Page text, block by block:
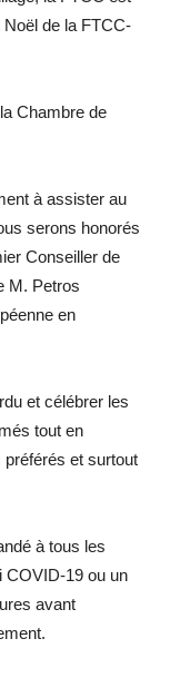
Noël de la FTCC-
Chambre de
à assister au
serons honorés
Conseiller de
M. Petros
en
et célébrer les
tout en
et surtout
à tous les
COVID-19 ou un
avant
.